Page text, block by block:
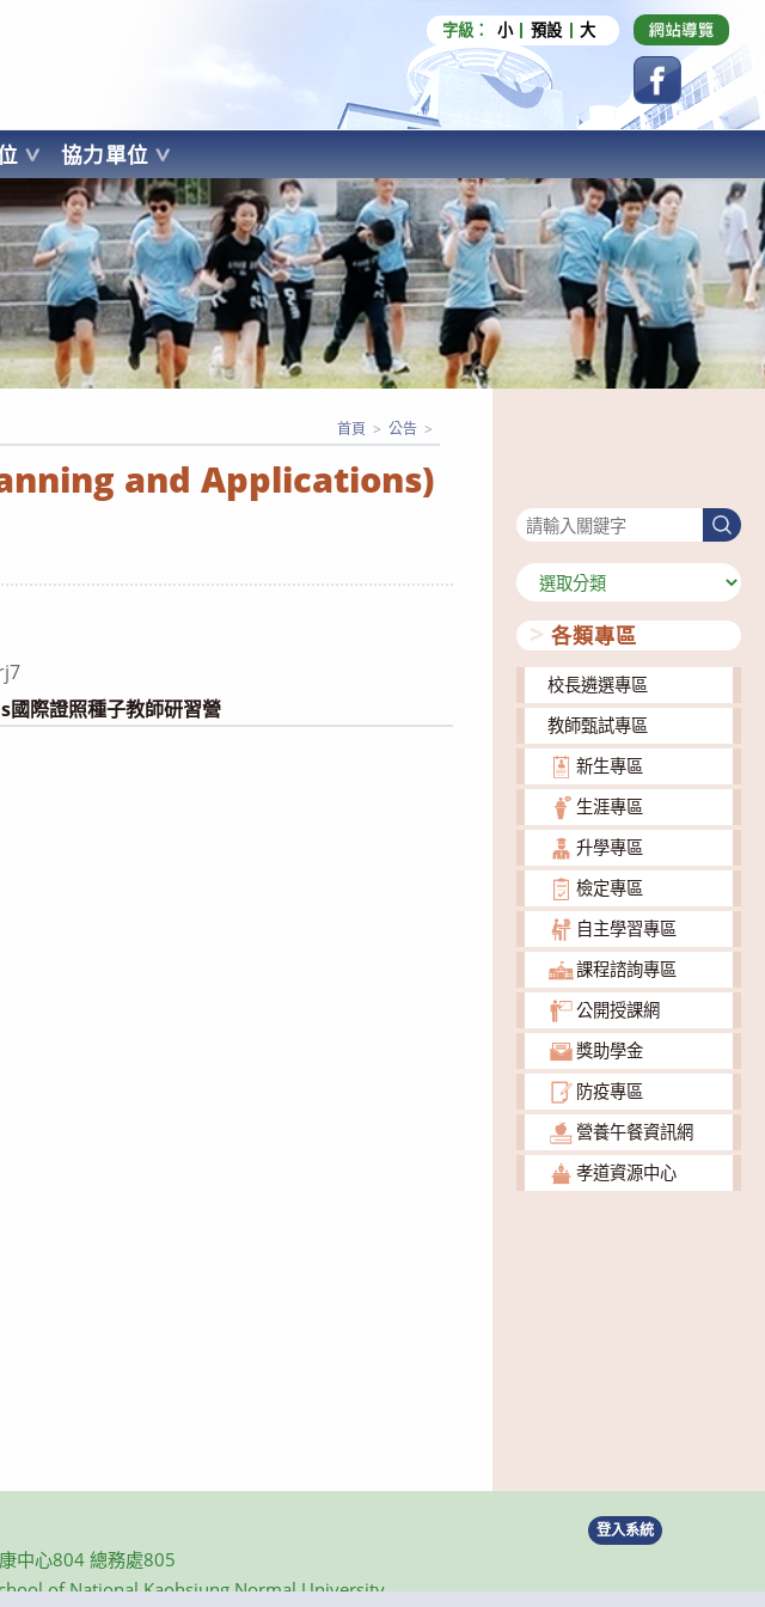
字級： 小 預設 大
協力單位
and Applications)
首頁 > 公告 >
際證照種子教師研習營
搜
尋
分
類
各類專區
校長遴選專區
教師甄試專區
新生專區
生涯專區
升學專區
檢定專區
自主學習專區
課程諮詢專區
公開授課網
獎助學金
防疫專區
營養午餐資訊網
孝道資源中心
中心804 總務處805
of National Kaohsiung Normal University
登入系統